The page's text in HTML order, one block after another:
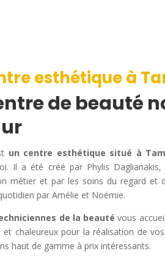
esthétique à
de beauté
un centre esthétique situé à
Il a été créé par Phylis Daglianakis,
métier et par les soins du regard et
par Amélie et Noémie.
de la beauté vous
et chaleureux pour la réalisation de
haut de gamme à prix intéressants.